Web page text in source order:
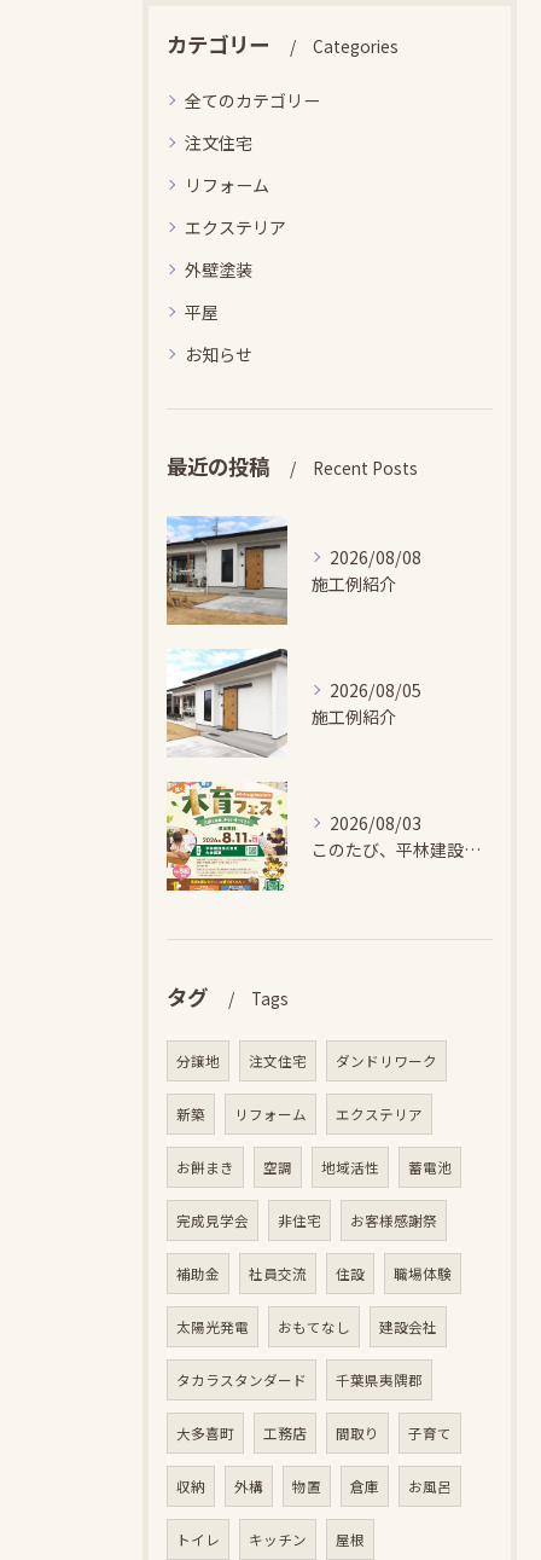
カテゴリー Categories
全てのカテゴリー
注文住宅
リフォーム
エクステリア
外壁塗装
平屋
お知らせ
最近の投稿 Recent Posts
2026/08/08
施工例紹介
2026/08/05
施工例紹介
2026/08/03
このたび、平林建設では、お子さまが木とふれあい・木について学...
タグ Tags
分譲地 注文住宅 ダンドリワーク
新築 リフォーム エクステリア
お餅まき 空調 地域活性 蓄電池
完成見学会 非住宅 お客様感謝祭
補助金 社員交流 住設 職場体験
太陽光発電 おもてなし 建設会社
タカラスタンダード 千葉県夷隅郡
大多喜町 工務店 間取り 子育て
収納 外構 物置 倉庫 お風呂
トイレ キッチン 屋根